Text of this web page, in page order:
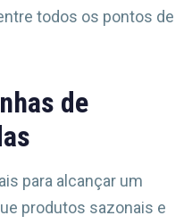
todos os pontos de
de
para alcançar um
produtos sazonais e